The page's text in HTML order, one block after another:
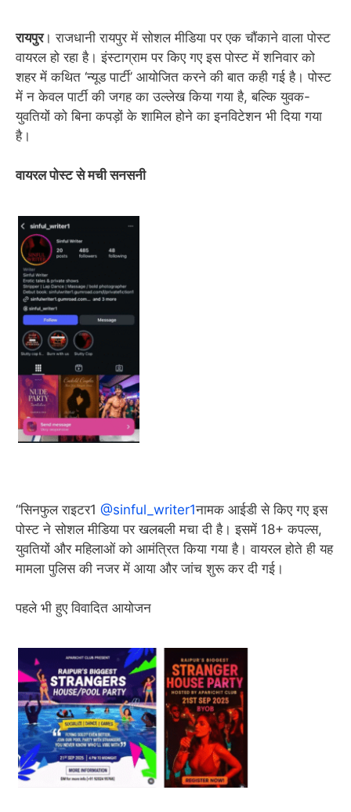
रायपुर। राजधानी रायपुर में सोशल मीडिया पर एक चौंकाने वाला पोस्ट
वायरल हो रहा है। इंस्टाग्राम पर किए गए इस पोस्ट में शनिवार को
शहर में कथित ‘न्यूड पार्टी’ आयोजित करने की बात कही गई है। पोस्ट
में न केवल पार्टी की जगह का उल्लेख किया गया है, बल्कि युवक-
युवतियों को बिना कपड़ों के शामिल होने का इनविटेशन भी दिया गया
है।
वायरल पोस्ट से मची सनसनी
“सिनफुल राइटर1 @sinful_writer1नामक आईडी से किए गए इस
पोस्ट ने सोशल मीडिया पर खलबली मचा दी है। इसमें 18+ कपल्स,
युवतियों और महिलाओं को आमंत्रित किया गया है। वायरल होते ही यह
मामला पुलिस की नजर में आया और जांच शुरू कर दी गई।
पहले भी हुए विवादित आयोजन